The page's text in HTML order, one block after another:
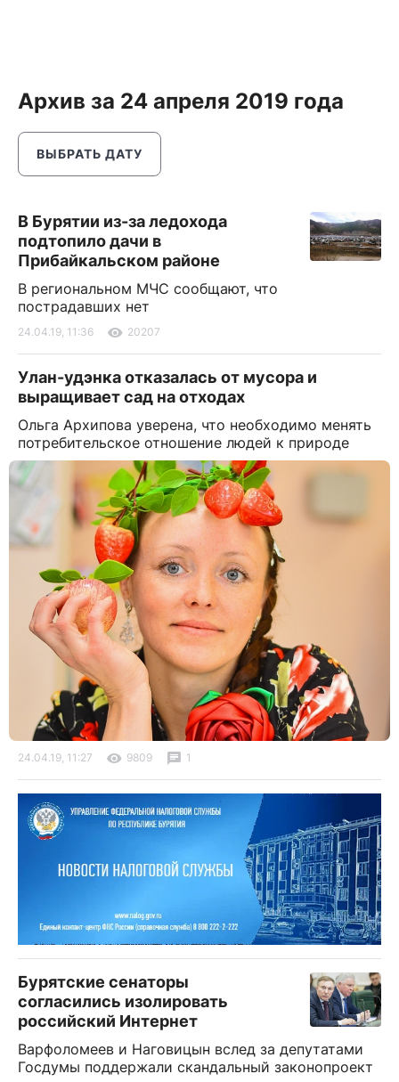
Архив за 24 апреля 2019 года
ВЫБРАТЬ ДАТУ
В Бурятии из-за ледохода
подтопило дачи в
Прибайкальском районе
В региональном МЧС сообщают, что
пострадавших нет
24.04.19, 11:36 20207
Улан-удэнка отказалась от мусора и
выращивает сад на отходах
Ольга Архипова уверена, что необходимо менять
потребительское отношение людей к природе
24.04.19, 11:27 9809 1
Бурятские сенаторы
согласились изолировать
российский Интернет
Варфоломеев и Наговицын вслед за депутатами
Госдумы поддержали скандальный законопроект